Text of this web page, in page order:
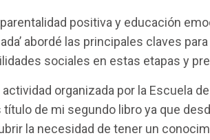
positiva y educación
abordé las principales claves
sociales en estas etapas y
organizada por la Escuela
de mi segundo libro ya que
la necesidad de tener un